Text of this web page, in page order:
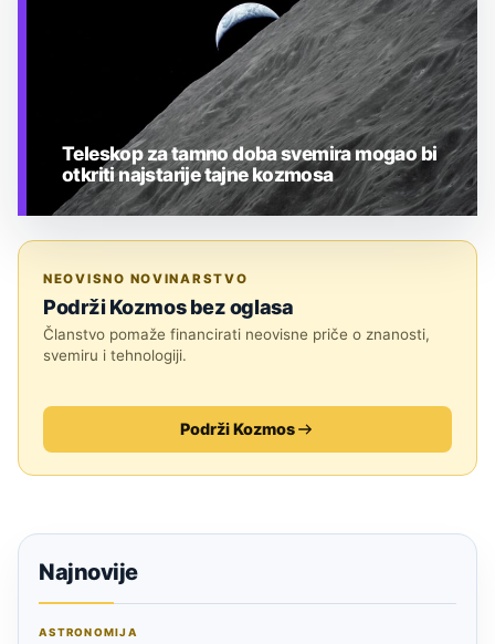
Teleskop za tamno doba svemira mogao bi
otkriti najstarije tajne kozmosa
NEOVISNO NOVINARSTVO
Podrži Kozmos bez oglasa
Članstvo pomaže financirati neovisne priče o znanosti,
svemiru i tehnologiji.
Podrži Kozmos
Najnovije
ASTRONOMIJA